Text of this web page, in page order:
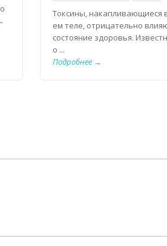
Токсины, накапливающиеся
ем теле, отрицательно
состояние здоровья.
о ...
Подробнее →